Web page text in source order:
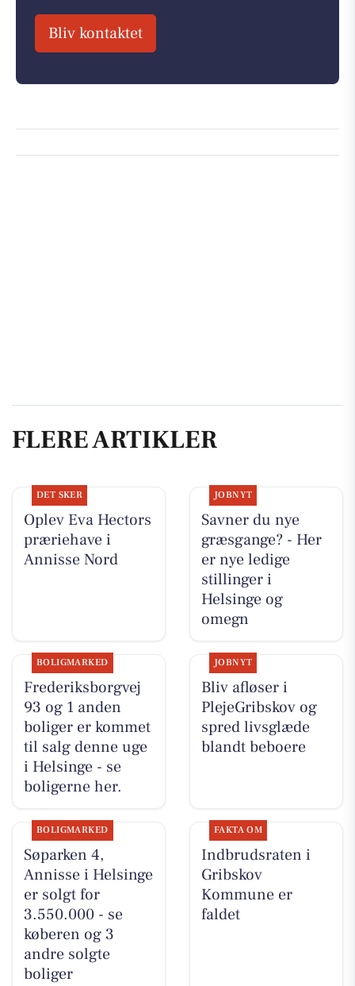
Bliv kontaktet
FLERE ARTIKLER
DET SKER
Oplev Eva Hectors
præriehave i
Annisse Nord
JOBNYT
Savner du nye
græsgange? - Her
er nye ledige
stillinger i
Helsinge og
omegn
BOLIGMARKED
Frederiksborgvej
93 og 1 anden
boliger er kommet
til salg denne uge
i Helsinge - se
boligerne her.
JOBNYT
Bliv afløser i
PlejeGribskov og
spred livsglæde
blandt beboere
BOLIGMARKED
Søparken 4,
Annisse i Helsinge
er solgt for
3.550.000 - se
køberen og 3
andre solgte
boliger
FAKTA OM
Indbrudsraten i
Gribskov
Kommune er
faldet